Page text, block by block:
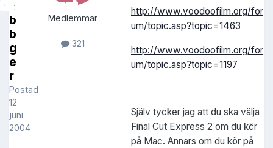
o
b
b
g
e
r
Postad
12
juni
2004
Medlemmar
321
http://www.voodoofilm.org/for
um/topic.asp?topic=1463
http://www.voodoofilm.org/for
um/topic.asp?topic=1197
Själv tycker jag att du ska välja
Final Cut Express 2 om du kör
på Mac. Annars om du kör på